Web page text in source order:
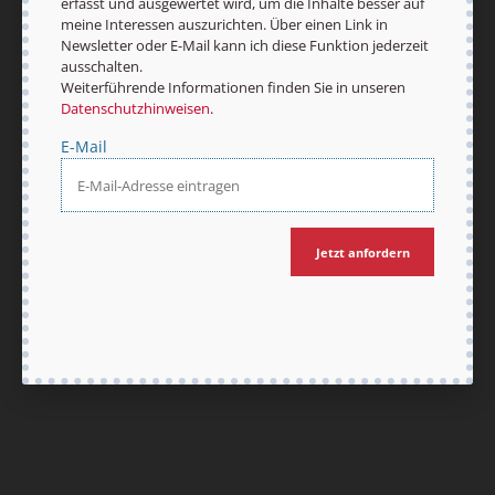
meine Interessen auszurichten. Über einen Link in
Newsletter oder E-Mail kann ich diese Funktion jederzeit
ausschalten.
Weiterführende Informationen finden Sie in unseren
Datenschutzhinweisen.
E-Mail
Jetzt anfordern